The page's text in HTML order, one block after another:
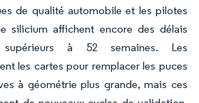
de qualité automobile et les pilotes
silicium affichent encore des délais
supérieurs à 52 semaines. Les
les cartes pour remplacer les puces
à géométrie plus grande, mais ces